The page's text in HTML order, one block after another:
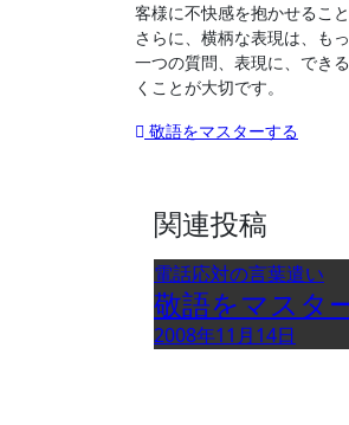
客様に不快感を抱かせるこ
さらに、横柄な表現は、も
一つの質問、表現に、でき
くことが大切です。
投
ナ
ビ
ゲ
ー
敬語をマスターする
関連投稿
電話応対の言葉遣い
敬語をマスタ
2008年11月14日